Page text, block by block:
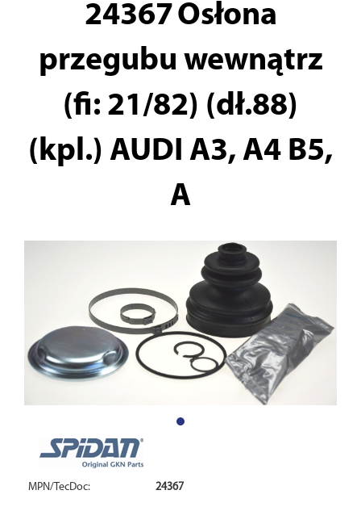
24367Osłona
przegubu wewnątrz
(fi: 21/82) (dł.88)
(kpl.) AUDI A3, A4 B5,
A
MPN/TecDoc: 24367